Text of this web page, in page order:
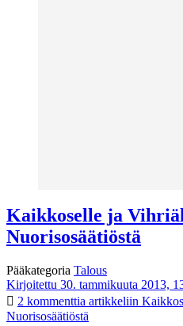
Kaikkoselle ja
Nuorisosäätiöstä
Pääkategoria Talous
Kirjoitettu 30. tammikuuta 2013,
2 kommenttia artikkeliin
Nuorisosäätiöstä